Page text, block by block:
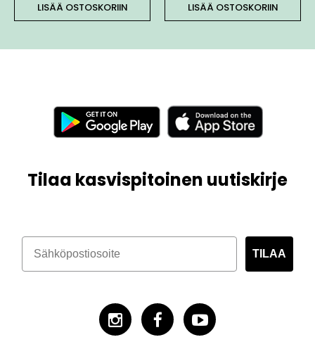
LISÄÄ OSTOSKORIIN LISÄÄ OSTOSKORIIN
Tilaa kasvispitoinen uutiskirje
TILAA